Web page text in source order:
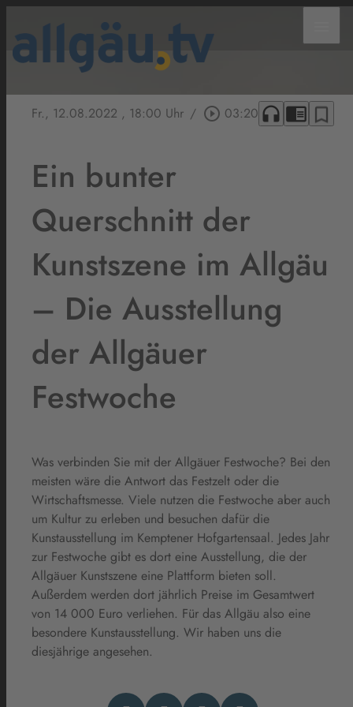
Fr., 12.08.2022 , 18:00 Uhr / play_circle_outline 03:20 headphones chrome_reader_mode bookmark_border
Ein bunter
Querschnitt der
Kunstszene im Allgäu
– Die Ausstellung
der Allgäuer
Festwoche
Was verbinden Sie mit der Allgäuer Festwoche? Bei den
meisten wäre die Antwort das Festzelt oder die
Wirtschaftsmesse. Viele nutzen die Festwoche aber auch
um Kultur zu erleben und besuchen dafür die
Kunstausstellung im Kemptener Hofgartensaal. Jedes Jahr
zur Festwoche gibt es dort eine Ausstellung, die der
Allgäuer Kunstszene eine Plattform bieten soll.
Außerdem werden dort jährlich Preise im Gesamtwert
von 14 000 Euro verliehen. Für das Allgäu also eine
besondere Kunstausstellung. Wir haben uns die
diesjährige angesehen.